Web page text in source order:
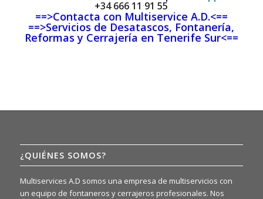
+34 666 11 91 55
==>Contacta con Multiservice A.D.<==
==>Servicios de Desatascos, Fontanería,
Reformas y Cerrajería en Tenerife Sur<==
¿QUIÉNES SOMOS?
Multiservices A.D somos una empresa de multiservicios con
un equipo de fontaneros y cerrajeros profesionales. Nos